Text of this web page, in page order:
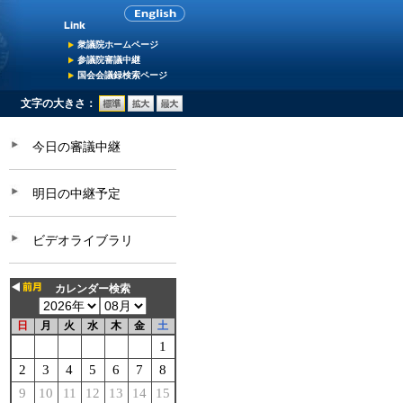
衆議院ホームページ
参議院審議中継
国会会議録検索ページ
文字の大きさ：
今日の審議中継
明日の中継予定
ビデオライブラリ
カレンダー検索
日 月 火 水 木 金 土
1
2
3 4 5 6 7
8
9
10 11 12 13 14
15